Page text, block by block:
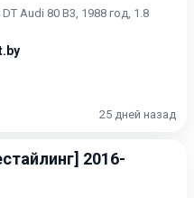
Audi 80 B3, 1988 год, 1.8
25 дней назад
2016-